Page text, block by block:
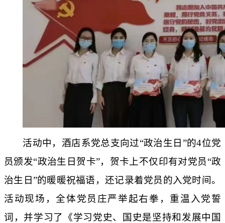
活动中，酒店系党总支向过“政治生日”的4位党
员颁发“政治生日贺卡”，贺卡上不仅印有对党员“政
治生日”的暖暖祝福语，还记录着党员的入党时间。
活动现场，全体党员庄严举起右拳，重温入党誓
词，并学习了《学习党史、国史是坚持和发展中国